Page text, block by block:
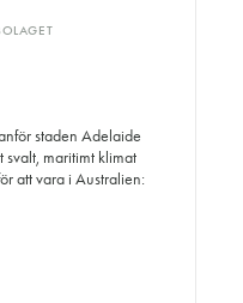
staden Adelaide
svalt, maritimt klimat
att vara i Australien: